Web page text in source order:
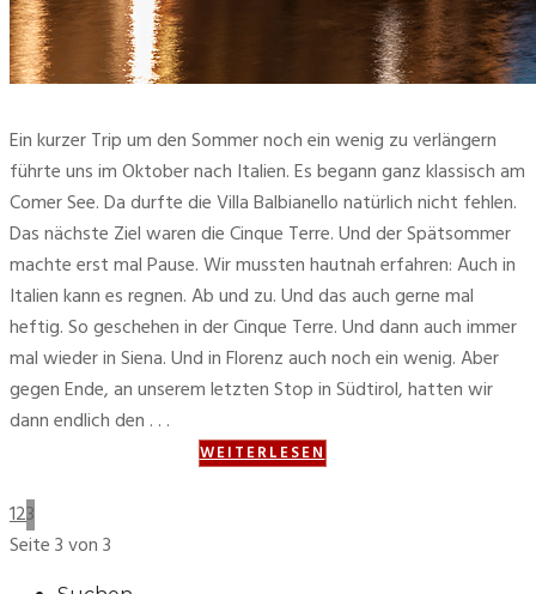
Ein kurzer Trip um den Sommer noch ein wenig zu verlängern
führte uns im Oktober nach Italien. Es begann ganz klassisch am
Comer See. Da durfte die Villa Balbianello natürlich nicht fehlen.
Das nächste Ziel waren die Cinque Terre. Und der Spätsommer
machte erst mal Pause. Wir mussten hautnah erfahren: Auch in
Italien kann es regnen. Ab und zu. Und das auch gerne mal
heftig. So geschehen in der Cinque Terre. Und dann auch immer
mal wieder in Siena. Und in Florenz auch noch ein wenig. Aber
gegen Ende, an unserem letzten Stop in Südtirol, hatten wir
dann endlich den . . .
WEITERLESEN
123
Seite 3 von 3